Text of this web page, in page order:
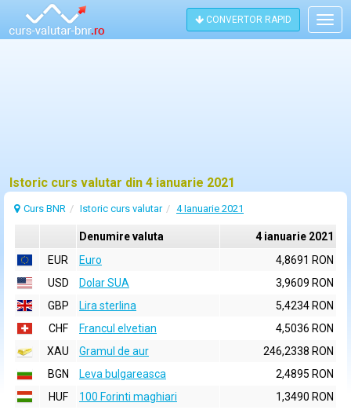
CONVERTOR RAPID
Istoric curs valutar din 4 ianuarie 2021
Curs BNR Istoric curs valutar 4 Ianuarie 2021
Denumire valuta
4 ianuarie 2021
EUR
Euro
4,8691 RON
USD
Dolar SUA
3,9609 RON
GBP
Lira sterlina
5,4234 RON
CHF
Francul elvetian
4,5036 RON
XAU
Gramul de aur
246,2338 RON
BGN
Leva bulgareasca
2,4895 RON
HUF
100 Forinti maghiari
1,3490 RON